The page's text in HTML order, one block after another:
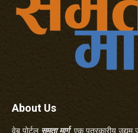
About Us
वेब पोर्टल समता मार्गएक पत्रकारीय उद्यम